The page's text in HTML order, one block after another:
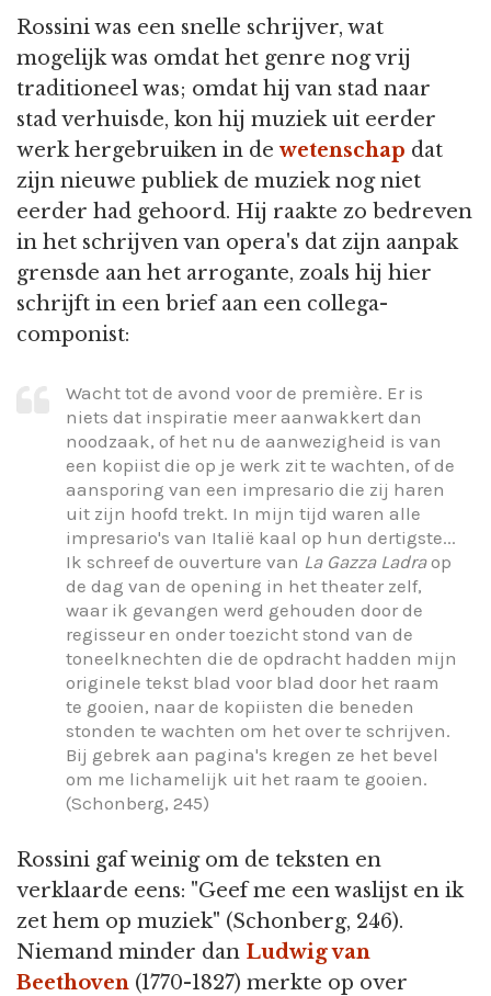
Rossini was een snelle schrijver, wat
mogelijk was omdat het genre nog vrij
traditioneel was; omdat hij van stad naar
stad verhuisde, kon hij muziek uit eerder
werk hergebruiken in de wetenschap dat
zijn nieuwe publiek de muziek nog niet
eerder had gehoord. Hij raakte zo bedreven
in het schrijven van opera's dat zijn aanpak
grensde aan het arrogante, zoals hij hier
schrijft in een brief aan een collega-
componist:
Wacht tot de avond voor de première. Er is
niets dat inspiratie meer aanwakkert dan
noodzaak, of het nu de aanwezigheid is van
een kopiist die op je werk zit te wachten, of de
aansporing van een impresario die zij haren
uit zijn hoofd trekt. In mijn tijd waren alle
impresario's van Italië kaal op hun dertigste...
Ik schreef de ouverture van La Gazza Ladraop
de dag van de opening in het theater zelf,
waar ik gevangen werd gehouden door de
regisseur en onder toezicht stond van de
toneelknechten die de opdracht hadden mijn
originele tekst blad voor blad door het raam
te gooien, naar de kopiisten die beneden
stonden te wachten om het over te schrijven.
Bij gebrek aan pagina's kregen ze het bevel
om me lichamelijk uit het raam te gooien.
(Schonberg, 245)
Rossini gaf weinig om de teksten en
verklaarde eens: "Geef me een waslijst en ik
zet hem op muziek" (Schonberg, 246).
Niemand minder dan Ludwig van
Beethoven (1770-1827) merkte op over